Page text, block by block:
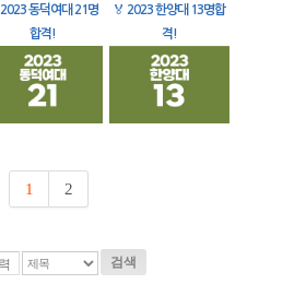
2023 동덕여대 21명
합격!
🏅 2023 한양대 13명합
격!
1 2
검색